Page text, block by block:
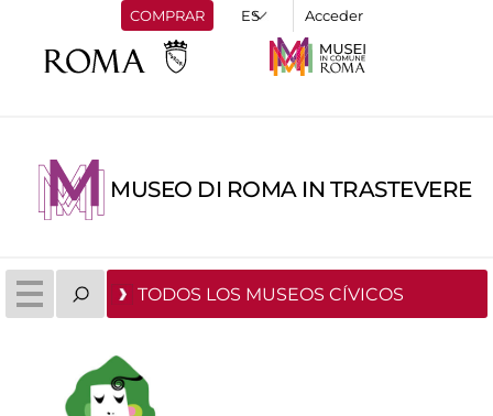
COMPRAR Acceder
MUSEO DI ROMA IN TRASTEVERE
TODOS LOS MUSEOS CÍVICOS